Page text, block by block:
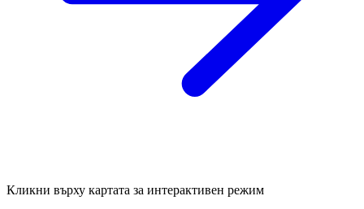
Кликни върху картата за интерактивен режим